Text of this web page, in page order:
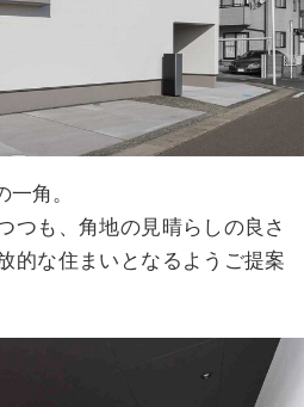
角。
つも、角地の見晴らしの良さ
的な住まいとなるようご提案